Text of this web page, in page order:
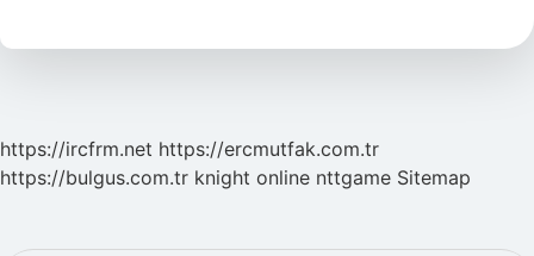
Yaşamıştır
https://ircfrm.net https://ercmutfak.com.tr
https://bulgus.com.tr knight online nttgame Sitemap